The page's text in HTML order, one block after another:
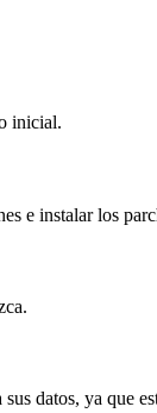
inicial.
e instalar los
datos, ya que